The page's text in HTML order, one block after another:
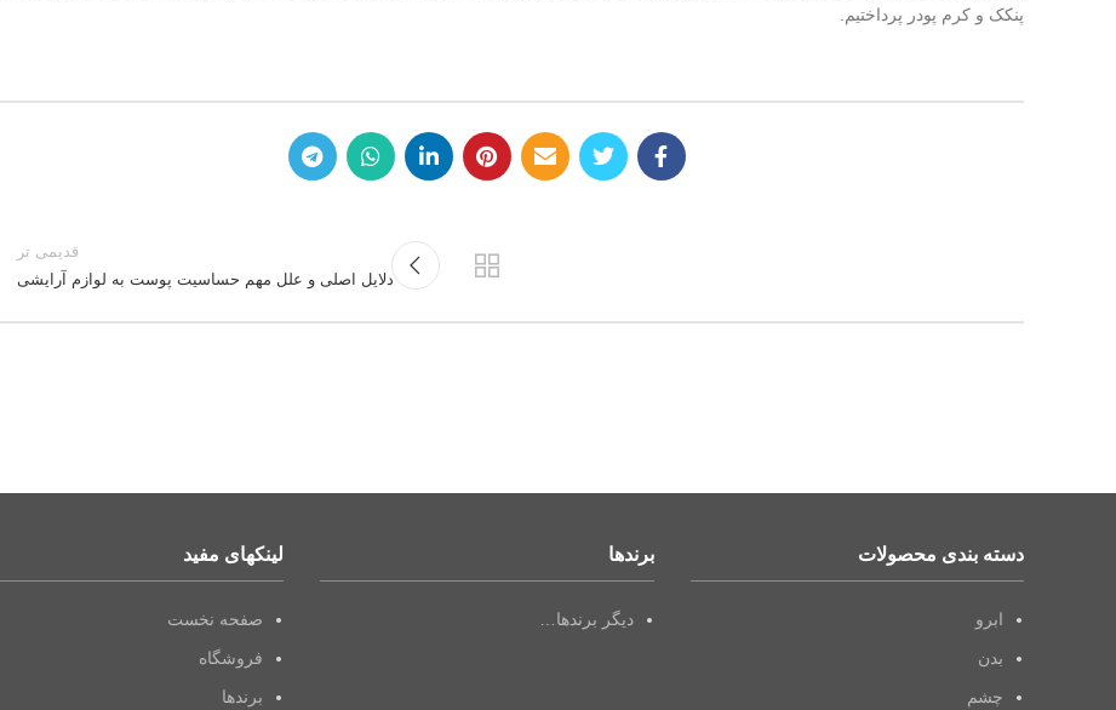
پنکک و کرم پودر پرداختیم.
قدیمی تر
دلایل اصلی و علل مهم حساسیت پوست به لوازم آرایشی
دسته بندی محصولات
ابرو
بدن
چشم
برندها
دیگر برندها…
لینکهای مفید
صفحه نخست
فروشگاه
برندها